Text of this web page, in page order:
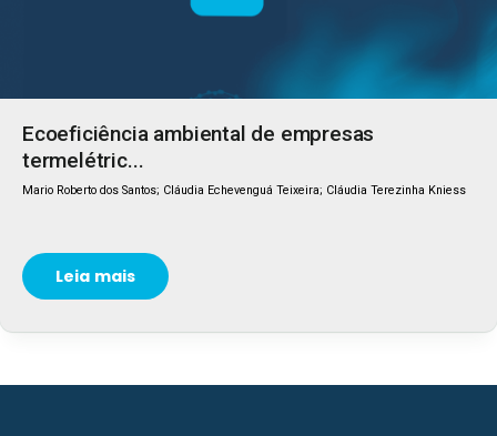
Ecoeficiência ambiental de empresas
termelétric...
Mario Roberto dos Santos; Cláudia Echevenguá Teixeira; Cláudia Terezinha Kniess
Leia mais